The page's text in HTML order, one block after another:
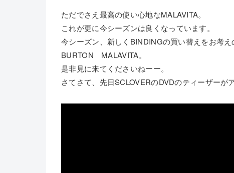
ただでさえ最高の使い心地なMALAVITA。
これが更に今シーズンは良くなっています。
今シーズン、新しくBINDINGの買い替えをお考え
BURTON MALAVITA。
是非見に来てくださいねーー。
さてさて、先日SCLOVERのDVDのティーザーが